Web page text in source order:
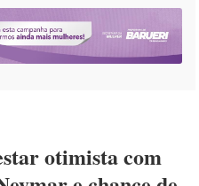
otimista com